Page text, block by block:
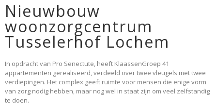
Nieuwbouw
woonzorgcentrum
Tusselerhof Lochem
In opdracht van Pro Senectute, heeft KlaassenGroep 41
appartementen gerealiseerd, verdeeld over twee vleugels met twee
verdiepingen. Het complex geeft ruimte voor mensen die enige vorm
van zorg nodig hebben, maar nog wel in staat zijn om veel zelfstandig
te doen.